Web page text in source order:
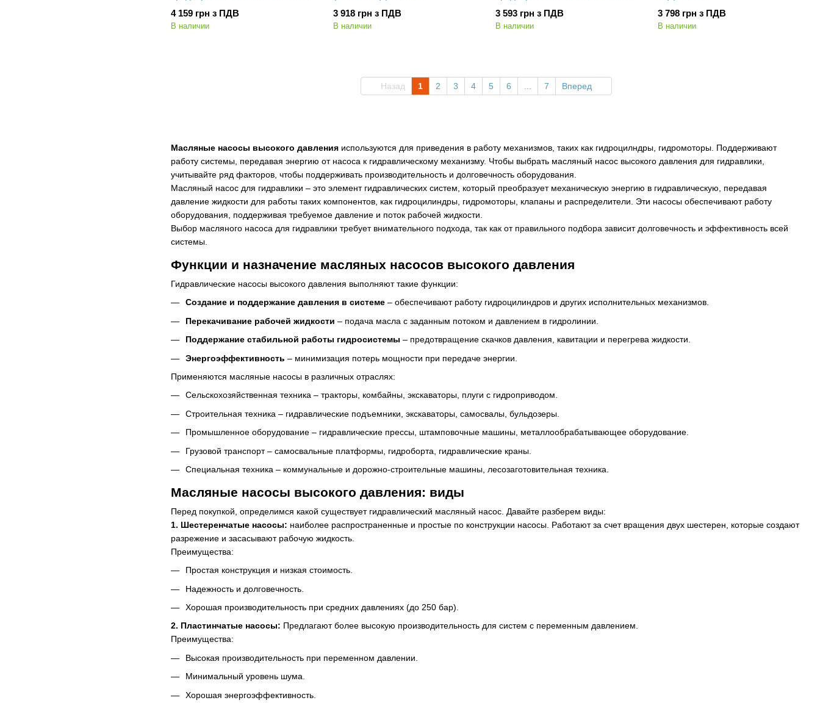
Масляные насосы высокого давления используются для приведения в работу механизмов, таких как гидроцилндры, гидромоторы. Поддерживают
работу системы, передавая энергию от насоса к гидравлическому механизму. Чтобы выбрать масляный насос высокого давления для гидравлики,
учитывайте ряд факторов, чтобы поддерживать производительность и долговечность оборудования.
Масляный насос для гидравлики – это элемент гидравлических систем, который преобразует механическую энергию в гидравлическую, передавая
давление жидкости для работы таких компонентов, как гидроцилиндры, гидромоторы, клапаны и распределители. Эти насосы обеспечивают работу
оборудования, поддерживая требуемое давление и поток рабочей жидкости.
Выбор масляного насоса для гидравлики требует внимательного подхода, так как от правильного подбора зависит долговечность и эффективность всей
системы.
Функции и назначение масляных насосов высокого давления
Гидравлические насосы высокого давления выполняют такие функции:
Создание и поддержание давления в системе – обеспечивают работу гидроцилиндров и других исполнительных механизмов.
Перекачивание рабочей жидкости – подача масла с заданным потоком и давлением в гидролинии.
Поддержание стабильной работы гидросистемы – предотвращение скачков давления, кавитации и перегрева жидкости.
Энергоэффективность – минимизация потерь мощности при передаче энергии.
Применяются масляные насосы в различных отраслях:
Сельскохозяйственная техника – тракторы, комбайны, экскаваторы, плуги с гидроприводом.
Строительная техника – гидравлические подъемники, экскаваторы, самосвалы, бульдозеры.
Промышленное оборудование – гидравлические прессы, штамповочные машины, металлообрабатывающее оборудование.
Грузовой транспорт – самосвальные платформы, гидроборта, гидравлические краны.
Специальная техника – коммунальные и дорожно-строительные машины, лесозаготовительная техника.
Масляные насосы высокого давления: виды
Перед покупкой, определимся какой существует гидравлический масляный насос. Давайте разберем виды:
1. Шестеренчатые насосы: наиболее распространенные и простые по конструкции насосы. Работают за счет вращения двух шестерен, которые создают
разрежение и засасывают рабочую жидкость.
Преимущества:
Простая конструкция и низкая стоимость.
Надежность и долговечность.
Хорошая производительность при средних давлениях (до 250 бар).
2. Пластинчатые насосы: Предлагают более высокую производительность для систем с переменным давлением.
Преимущества:
Высокая производительность при переменном давлении.
Минимальный уровень шума.
Хорошая энергоэффективность.
4 159 грн з ПДВ
В наличии
3 918 грн з ПДВ
В наличии
3 593 грн з ПДВ
В наличии
3 798 грн з ПДВ
В наличии
Назад 1 2 3 4 5 6 7 Вперед